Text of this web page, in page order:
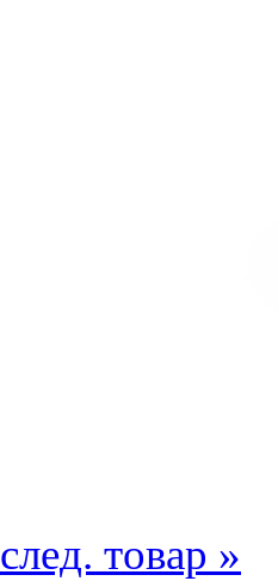
след. товар »